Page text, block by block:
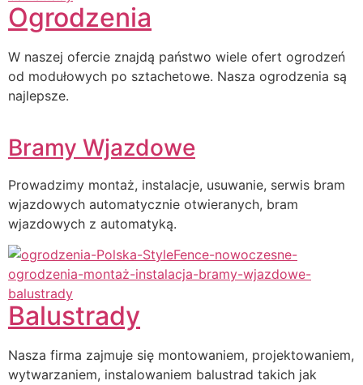
Ogrodzenia
W naszej ofercie znajdą państwo wiele ofert ogrodzeń
od modułowych po sztachetowe. Nasza ogrodzenia są
najlepsze.
Bramy Wjazdowe
Prowadzimy montaż, instalacje, usuwanie, serwis bram
wjazdowych automatycznie otwieranych, bram
wjazdowych z automatyką.
Balustrady
Nasza firma zajmuje się montowaniem, projektowaniem,
wytwarzaniem, instalowaniem balustrad takich jak